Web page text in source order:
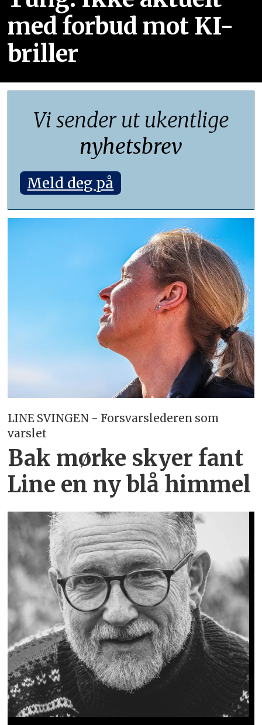
med forbud mot KI-
briller
Vi sender ut ukentlige
nyhetsbrev
Meld deg på
LINE SVINGEN - Forsvarslederen som
varslet
Bak mørke skyer fant
Line en ny blå himmel